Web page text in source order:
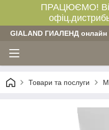
ПРАЦЮЄМО!
GIALAND ГИАЛЕНД онлайн
Товари та послуги